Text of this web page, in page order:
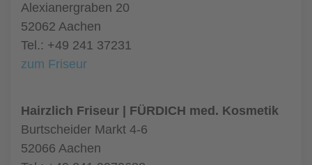
Alexianergraben 20
52062 Aachen
Tel.: +49 241 37231
zum Friseur
Hairzlich Friseur | FÜRDICH med. Kosmetik
Burtscheider Markt 4-6
52066 Aachen